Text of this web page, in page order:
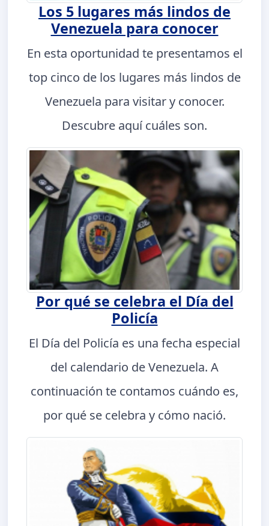
Los 5 lugares más lindos de
Venezuela para conocer
En esta oportunidad te presentamos el
top cinco de los lugares más lindos de
Venezuela para visitar y conocer.
Descubre aquí cuáles son.
Por qué se celebra el Día del
Policía
El Día del Policía es una fecha especial
del calendario de Venezuela. A
continuación te contamos cuándo es,
por qué se celebra y cómo nació.